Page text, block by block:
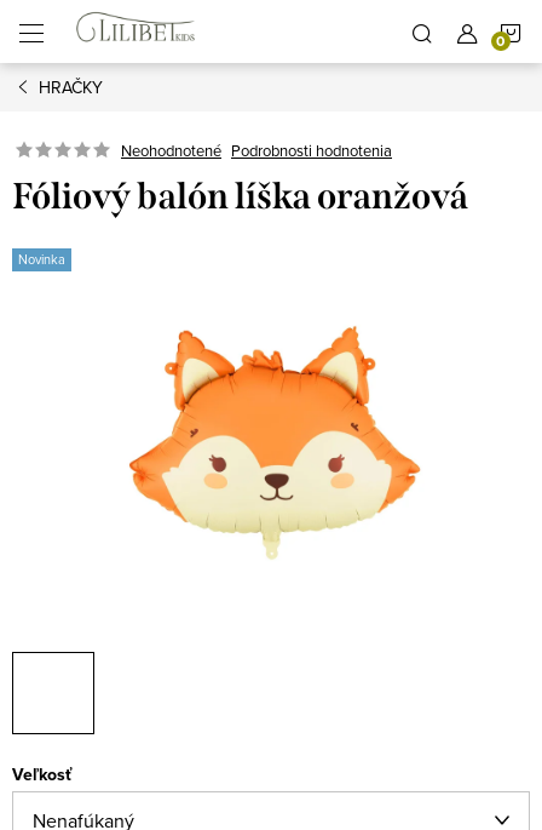
obsah
HRAČKY
Neohodnotené Podrobnosti hodnotenia
Fóliový balón líška oranžová
Novinka
Veľkosť